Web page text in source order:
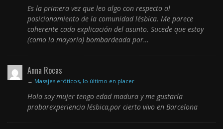
Es la primera vez que leo algo con respecto al
posicionamiento de la comunidad lésbica. Me parece
coherente cada explicación del asunto. Sucede que estoy
(como la mayoría) bombardeada por…
Anna Rocas
→ Masajes eróticos, lo último en placer
Hola soy mujer tengo edad madura y me gustaría
probarexperiencia lésbica,por cierto vivo en Barcelona